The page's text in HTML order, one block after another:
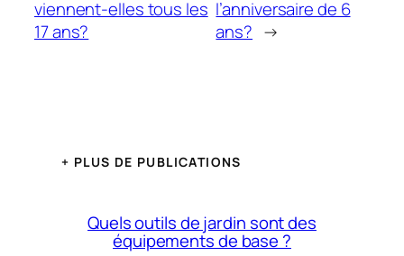
viennent-elles tous les
17 ans?
l’anniversaire de 6
ans? →
+ PLUS DE PUBLICATIONS
Quels outils de jardin sont des
équipements de base ?